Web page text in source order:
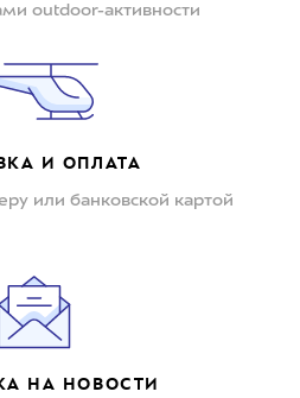
outdoor-активности
И ОПЛАТА
или банковской картой
НА НОВОСТИ